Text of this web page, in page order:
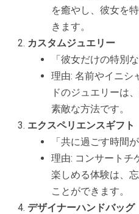
を癒やし、彼女を
きます。
カスタムジュエリー
「彼女だけの特別
理由: 名前やイニシ
ドのジュエリーは
素敵な方法です。
エクスペリエンスギフト
「共に過ごす時間
理由: コンサートチ
楽しめる体験は、
ことができます。
デザイナーハンドバッグ